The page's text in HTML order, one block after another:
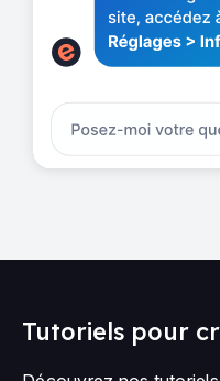
Tutoriels pour